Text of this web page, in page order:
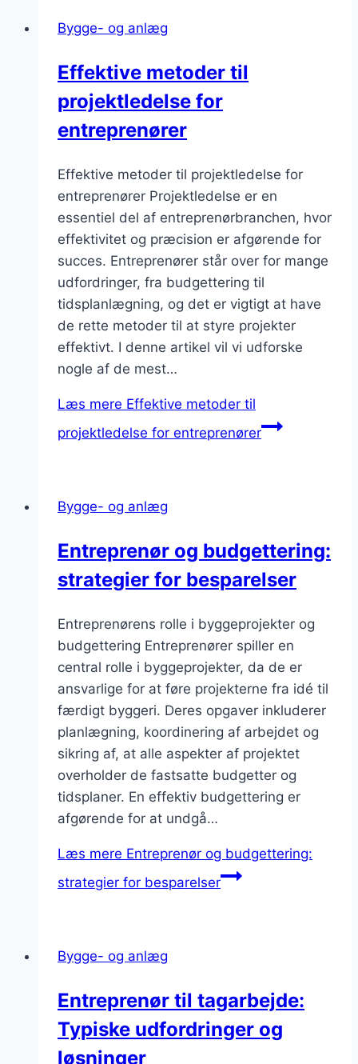
Bygge- og anlæg
Effektive metoder til
projektledelse for
entreprenører
Effektive metoder til projektledelse for
entreprenører Projektledelse er en
essentiel del af entreprenørbranchen, hvor
effektivitet og præcision er afgørende for
succes. Entreprenører står over for mange
udfordringer, fra budgettering til
tidsplanlægning, og det er vigtigt at have
de rette metoder til at styre projekter
effektivt. I denne artikel vil vi udforske
nogle af de mest…
Læs mere Effektive metoder til
projektledelse for entreprenører
Bygge- og anlæg
Entreprenør og budgettering:
strategier for besparelser
Entreprenørens rolle i byggeprojekter og
budgettering Entreprenører spiller en
central rolle i byggeprojekter, da de er
ansvarlige for at føre projekterne fra idé til
færdigt byggeri. Deres opgaver inkluderer
planlægning, koordinering af arbejdet og
sikring af, at alle aspekter af projektet
overholder de fastsatte budgetter og
tidsplaner. En effektiv budgettering er
afgørende for at undgå…
Læs mere Entreprenør og budgettering:
strategier for besparelser
Bygge- og anlæg
Entreprenør til tagarbejde:
Typiske udfordringer og
løsninger